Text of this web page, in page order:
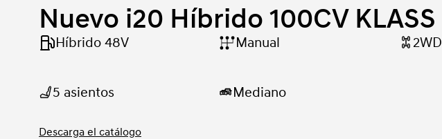
Nuevo i20 Híbrido 100CV KLASS
Híbrido 48V Manual 2WD
5 asientos Mediano
Descarga el catálogo